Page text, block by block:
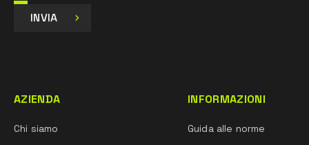
INVIA
AZIENDA
Chi siamo
INFORMAZIONI
Guida alle norme